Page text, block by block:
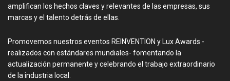
amplifican los hechos claves y relevantes de las empresas, sus
marcas y el talento detrás de ellas.
Promovemos nuestros eventos REINVENTION y Lux Awards -
realizados con estándares mundiales- fomentando la
actualización permanente y celebrando el trabajo extraordinario
de la industria local.